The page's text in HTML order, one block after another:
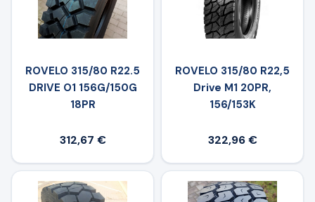
ROVELO 315/80 R22.5
DRIVE O1 156G/150G
18PR
312,67 €
ROVELO 315/80 R22,5
Drive M1 20PR,
156/153K
322,96 €